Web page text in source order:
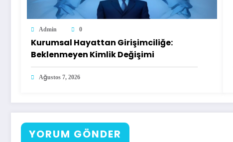
Admin 0
Kurumsal Hayattan Girişimciliğe:
Beklenmeyen Kimlik Değişimi
Ağustos 7, 2026
YORUM GÖNDER